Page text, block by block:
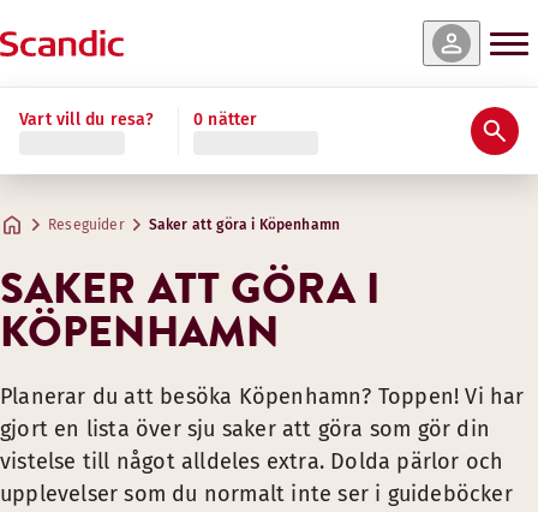
Vart vill du resa? 0 nätter
Reseguider Saker att göra i Köpenhamn
SAKER ATT GÖRA I
KÖPENHAMN
Planerar du att besöka Köpenhamn? Toppen! Vi har
gjort en lista över sju saker att göra som gör din
vistelse till något alldeles extra. Dolda pärlor och
upplevelser som du normalt inte ser i guideböcker